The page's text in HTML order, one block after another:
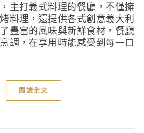
主打義式料理的餐廳，不僅擁
料理，還提供各式創意義大利
豐富的風味與新鮮食材，餐廳
調，在享用時能感受到每一口
閱讀全文